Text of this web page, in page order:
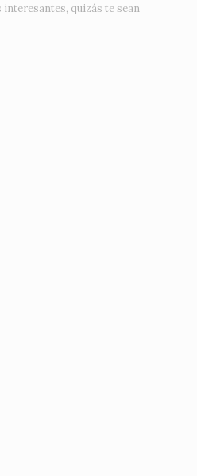
interesantes, quizás te sean